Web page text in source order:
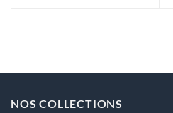
NOS COLLECTIONS